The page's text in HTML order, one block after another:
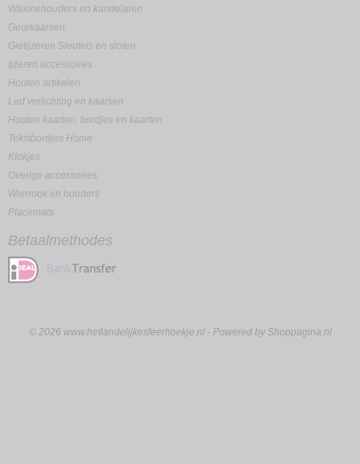
Waxinehouders en kandelaren
Geurkaarsen
Gietijzeren Sleutels en sloten
Ijzeren accessoires
Houten artikelen
Led verlichting en kaarsen
Houten kaarten, bordjes en kaarten
Tekstbordjes Home
Klokjes
Overige accessoires
Wierrook en houders
Placemats
Betaalmethodes
© 2026 www.hetlandelijkesfeerhoekje.nl - Powered by Shoppagina.nl